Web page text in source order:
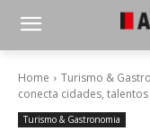
Home Turismo &
conecta cidades,
Turismo & Gastronomia